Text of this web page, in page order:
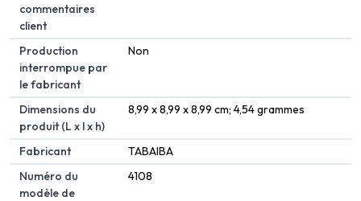
commentaires
client
Production
interrompue par
le fabricant
Non
Dimensions du
produit (L x l x h)
8,99 x 8,99 x 8,99 cm; 4,54 grammes
Fabricant
TABAIBA
Numéro du
modèle de
4108